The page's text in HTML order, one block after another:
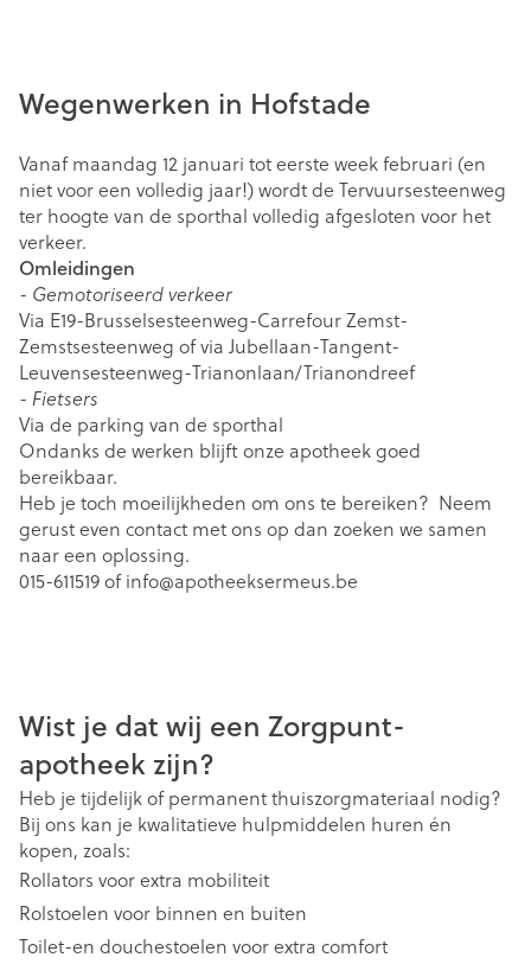
Wegenwerken in Hofstade
Vanaf maandag 12 januari tot eerste week februari (en
niet voor een volledig jaar!) wordt de Tervuursesteenweg
ter hoogte van de sporthal volledig afgesloten voor het
verkeer.
Omleidingen
- Gemotoriseerd verkeer
Via E19-Brusselsesteenweg-Carrefour Zemst-
Zemstsesteenweg of via Jubellaan-Tangent-
Leuvensesteenweg-Trianonlaan/Trianondreef
- Fietsers
Via de parking van de sporthal
Ondanks de werken blijft onze apotheek goed
bereikbaar.
Heb je toch moeilijkheden om ons te bereiken? Neem
gerust even contact met ons op dan zoeken we samen
naar een oplossing.
015-611519 of info@apotheeksermeus.be
Wist je dat wij een Zorgpunt-
apotheek zijn?
Heb je tijdelijk of permanent thuiszorgmateriaal nodig?
Bij ons kan je kwalitatieve hulpmiddelen huren én
kopen, zoals:
Rollators voor extra mobiliteit
Rolstoelen voor binnen en buiten
Toilet-en douchestoelen voor extra comfort